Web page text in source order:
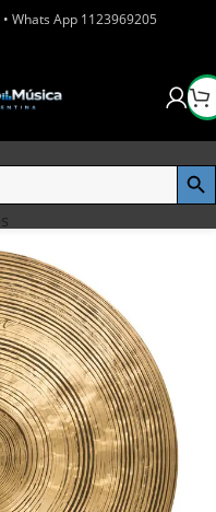
Whats App 1123969205